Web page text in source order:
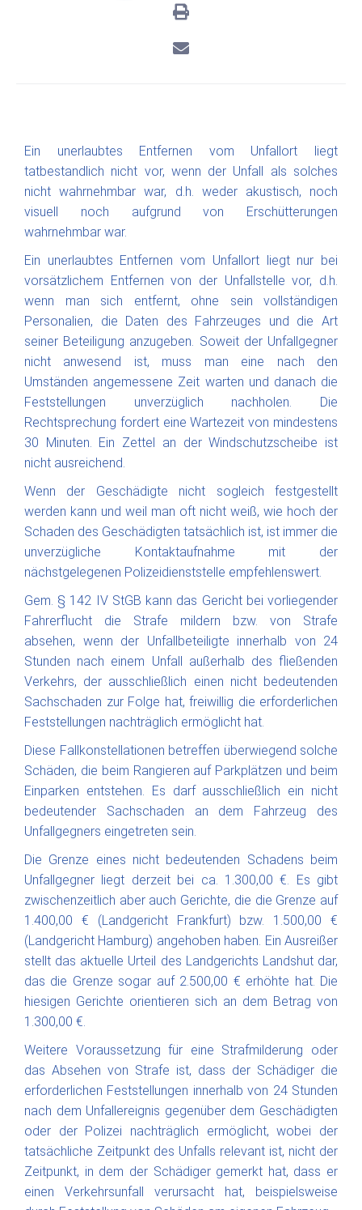
Ein unerlaubtes Entfernen vom Unfallort liegt
tatbestandlich nicht vor, wenn der Unfall als solches
nicht wahrnehmbar war, d.h. weder akustisch, noch
visuell noch aufgrund von Erschütterungen
wahrnehmbar war.
Ein unerlaubtes Entfernen vom Unfallort liegt nur bei
vorsätzlichem Entfernen von der Unfallstelle vor, d.h.
wenn man sich entfernt, ohne sein vollständigen
Personalien, die Daten des Fahrzeuges und die Art
seiner Beteiligung anzugeben. Soweit der Unfallgegner
nicht anwesend ist, muss man eine nach den
Umständen angemessene Zeit warten und danach die
Feststellungen unverzüglich nachholen. Die
Rechtsprechung fordert eine Wartezeit von mindestens
30 Minuten. Ein Zettel an der Windschutzscheibe ist
nicht ausreichend.
Wenn der Geschädigte nicht sogleich festgestellt
werden kann und weil man oft nicht weiß, wie hoch der
Schaden des Geschädigten tatsächlich ist, ist immer die
unverzügliche Kontaktaufnahme mit der
nächstgelegenen Polizeidienststelle empfehlenswert.
Gem. § 142 IV StGB kann das Gericht bei vorliegender
Fahrerflucht die Strafe mildern bzw. von Strafe
absehen, wenn der Unfallbeteiligte innerhalb von 24
Stunden nach einem Unfall außerhalb des fließenden
Verkehrs, der ausschließlich einen nicht bedeutenden
Sachschaden zur Folge hat, freiwillig die erforderlichen
Feststellungen nachträglich ermöglicht hat.
Diese Fallkonstellationen betreffen überwiegend solche
Schäden, die beim Rangieren auf Parkplätzen und beim
Einparken entstehen. Es darf ausschließlich ein nicht
bedeutender Sachschaden an dem Fahrzeug des
Unfallgegners eingetreten sein.
Die Grenze eines nicht bedeutenden Schadens beim
Unfallgegner liegt derzeit bei ca. 1.300,00 €. Es gibt
zwischenzeitlich aber auch Gerichte, die die Grenze auf
1.400,00 € (Landgericht Frankfurt) bzw. 1.500,00 €
(Landgericht Hamburg) angehoben haben. Ein Ausreißer
stellt das aktuelle Urteil des Landgerichts Landshut dar,
das die Grenze sogar auf 2.500,00 € erhöhte hat. Die
hiesigen Gerichte orientieren sich an dem Betrag von
1.300,00 €.
Weitere Voraussetzung für eine Strafmilderung oder
das Absehen von Strafe ist, dass der Schädiger die
erforderlichen Feststellungen innerhalb von 24 Stunden
nach dem Unfallereignis gegenüber dem Geschädigten
oder der Polizei nachträglich ermöglicht, wobei der
tatsächliche Zeitpunkt des Unfalls relevant ist, nicht der
Zeitpunkt, in dem der Schädiger gemerkt hat, dass er
einen Verkehrsunfall verursacht hat, beispielsweise